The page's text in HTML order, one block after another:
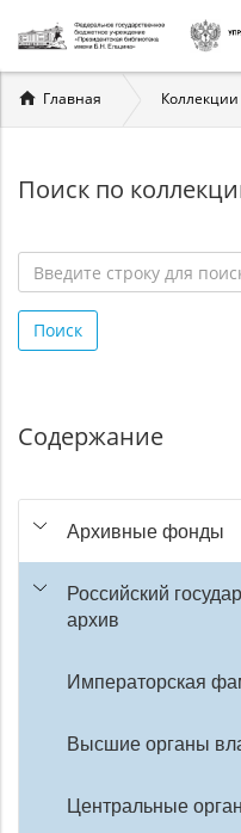
Вы
здесь
Главная
Поиск по
строку
для
Поиск
Содержание
Архивные фонды
Российский
архив
Императорская
Высшие органы
Центральные